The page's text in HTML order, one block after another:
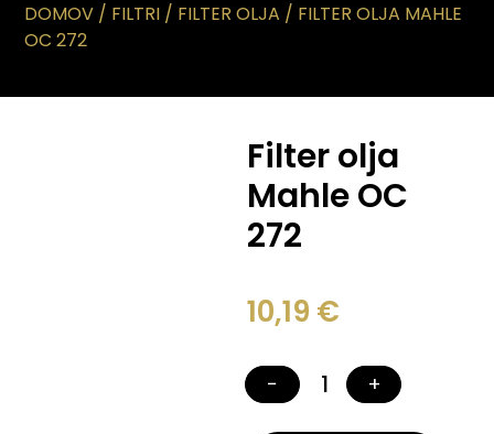
DOMOV / FILTRI / FILTER OLJA / FILTER OLJA MAHLE
OC 272
Filter olja
Mahle OC
272
10,19 €
− +